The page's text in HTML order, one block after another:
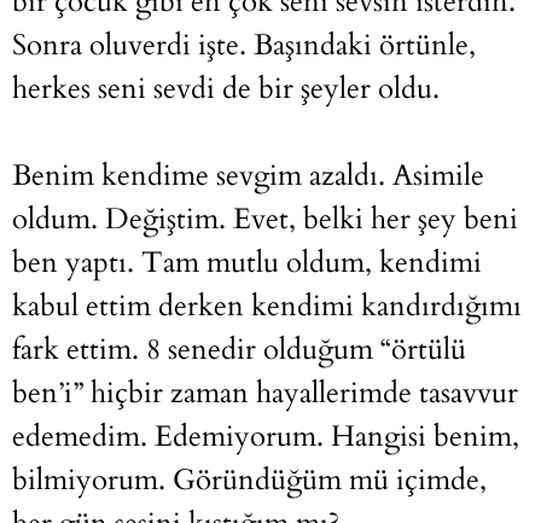
Sonra oluverdi işte. Başındaki örtünle,
herkes seni sevdi de bir şeyler oldu.
Benim kendime sevgim azaldı. Asimile
oldum. Değiştim. Evet, belki her şey beni
ben yaptı. Tam mutlu oldum, kendimi
kabul ettim derken kendimi kandırdığımı
fark ettim. 8 senedir olduğum “örtülü
ben’i” hiçbir zaman hayallerimde tasavvur
edemedim. Edemiyorum. Hangisi benim,
bilmiyorum. Göründüğüm mü içimde,